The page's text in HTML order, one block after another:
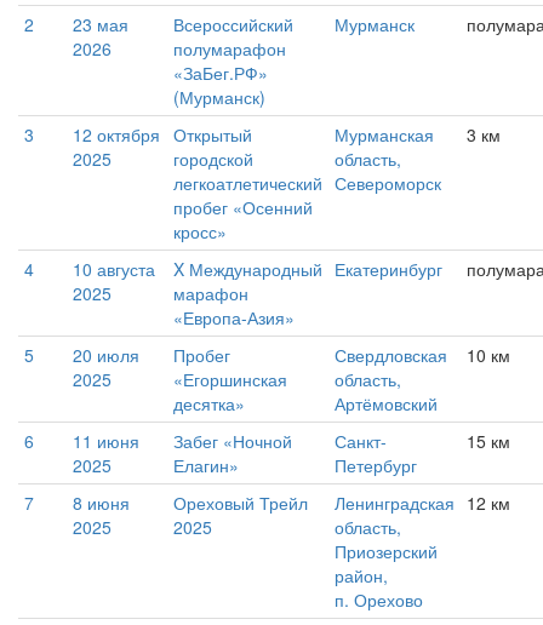
2
23 мая
2026
Всероссийский
полумарафон
«ЗаБег.РФ»
(Мурманск)
Мурманск
3
12 октября
2025
Открытый
городской
легкоатлетический
пробег «Осенний
кросс»
Мурманская
область,
Североморск
3 км
4
10 августа
2025
X Международный
марафон
«Европа-Азия»
Екатеринбург
5
20 июля
2025
Пробег
«Егоршинская
десятка»
Свердловская
область,
Артёмовский
10 км
6
11 июня
2025
Забег «Ночной
Елагин»
Санкт-
Петербург
15 км
7
8 июня
2025
Ореховый Трейл
2025
Ленинградская
область,
Приозерский
район,
п. Орехово
12 км